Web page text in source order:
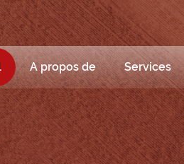
A propos de Services